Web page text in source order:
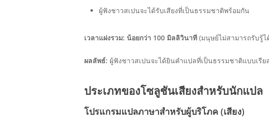
ผู้ฟังชาวสเปนจะได้รับเสียงที่เป็นธรรมชาติพร้อมกัน
เวลาแฝงรวม: น้อยกว่า 100 มิลลิวินาที (มนุษย์ไม่สามารถรับรู้ไ
ผลลัพธ์: ผู้ฟังชาวสเปนจะได้ยินคำแปลที่เป็นธรรมชาติแบบเรี
ประเภทของโซลูชันเสียงสำหรับนักแปล
โปรแกรมแปลภาษาสำหรับผู้บริโภค (เสียง)